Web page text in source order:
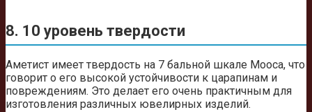
8. 10 уровень твердости
Аметист имеет твердость на 7 бальной шкале Мооса, что
говорит о его высокой устойчивости к царапинам и
повреждениям. Это делает его очень практичным для
изготовления различных ювелирных изделий.